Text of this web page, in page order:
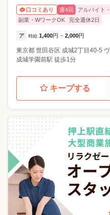
口コミあり 週4回 アルバイト
副業・WワークOK
完全週休2日
ア 時給 1,400円 ~ 2,000円
東京都 世田谷区 成城2丁目40-5
成城学園前駅 徒歩1分
キープする